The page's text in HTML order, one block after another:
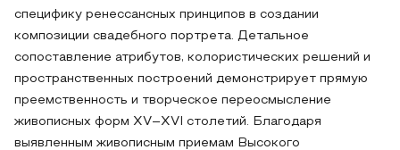
специфику ренессансных принципов в создании
композиции свадебного портрета. Детальное
сопоставление атрибутов, колористических решений и
пространственных построений демонстрирует прямую
преемственность и творческое переосмысление
живописных форм XV–XVI столетий. Благодаря
выявленным живописным приемам Высокого